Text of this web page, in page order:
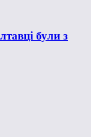
були з